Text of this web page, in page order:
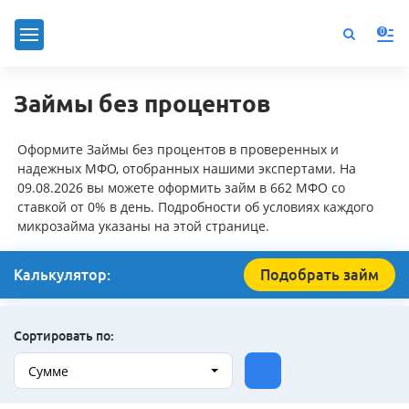
0
Займы без процентов
Оформите Займы без процентов в проверенных и
надежных МФО, отобранных нашими экспертами. На
09.08.2026 вы можете оформить займ в 662 МФО со
ставкой от 0% в день. Подробности об условиях каждого
микрозайма указаны на этой странице.
Калькулятор: Подобрать займ
Сортировать по:
Сумме